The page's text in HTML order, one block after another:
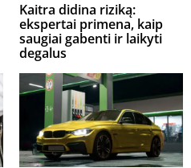
Kaitra didina riziką:
ekspertai primena, kaip
saugiai gabenti ir laikyti
degalus